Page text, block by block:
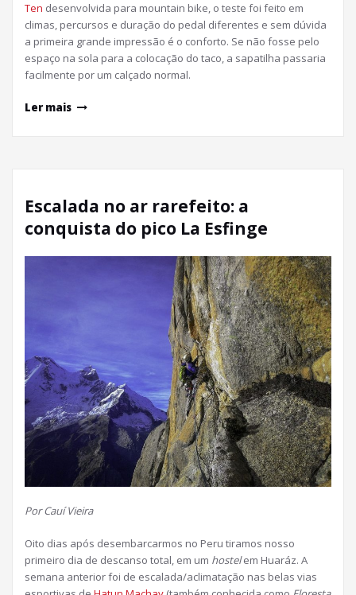
Ten desenvolvida para mountain bike, o teste foi feito em
climas, percursos e duração do pedal diferentes e sem dúvida
a primeira grande impressão é o conforto. Se não fosse pelo
espaço na sola para a colocação do taco, a sapatilha passaria
facilmente por um calçado normal.
Ler mais
Escalada no ar rarefeito: a
conquista do pico La Esfinge
Por Cauí Vieira
Oito dias após desembarcarmos no Peru tiramos nosso
primeiro dia de descanso total, em um hostelem Huaráz. A
semana anterior foi de escalada/aclimatação nas belas vias